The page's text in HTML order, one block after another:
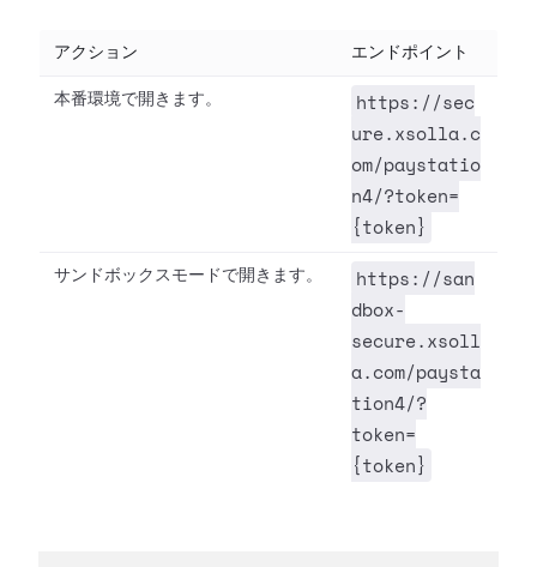
アクション エンドポイント
本番環境で開きます。
https://sec
ure.xsolla.c
om/paystatio
n4/?token=
{token}
サンドボックスモードで開きます。
https://san
dbox-
secure.xsoll
a.com/paysta
tion4/?
token=
{token}